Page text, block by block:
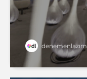
denemenlazım